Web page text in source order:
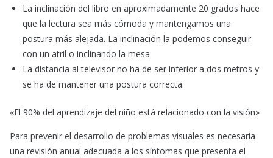
La inclinación del libro en aproximadamente 20 grados hace
que la lectura sea más cómoda y mantengamos una
postura más alejada. La inclinación la podemos conseguir
con un atril o inclinando la mesa.
La distancia al televisor no ha de ser inferior a dos metros y
se ha de mantener una postura correcta.
«El 90% del aprendizaje del niño está relacionado con la visión»
Para prevenir el desarrollo de problemas visuales es necesaria
una revisión anual adecuada a los síntomas que presenta el